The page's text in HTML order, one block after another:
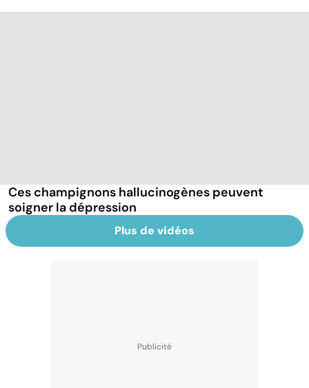
Ces champignons hallucinogènes peuvent
soigner la dépression
Plus de vidéos